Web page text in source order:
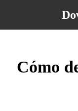
Cómo